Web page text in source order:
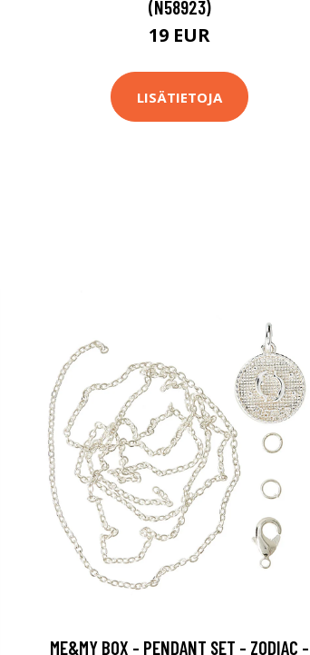
(N58923)
19 EUR
LISÄTIETOJA
ME&MY BOX - PENDANT SET - ZODIAC -